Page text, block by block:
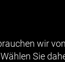
wir von
Sie